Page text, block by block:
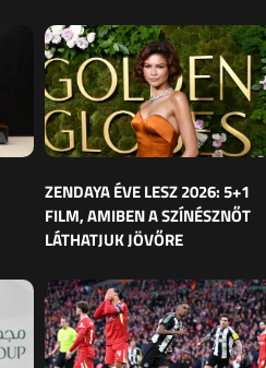
ZENDAYA ÉVE LESZ 2026: 5+1
FILM, AMIBEN A SZÍNÉSZNŐT
LÁTHATJUK JÖVŐRE